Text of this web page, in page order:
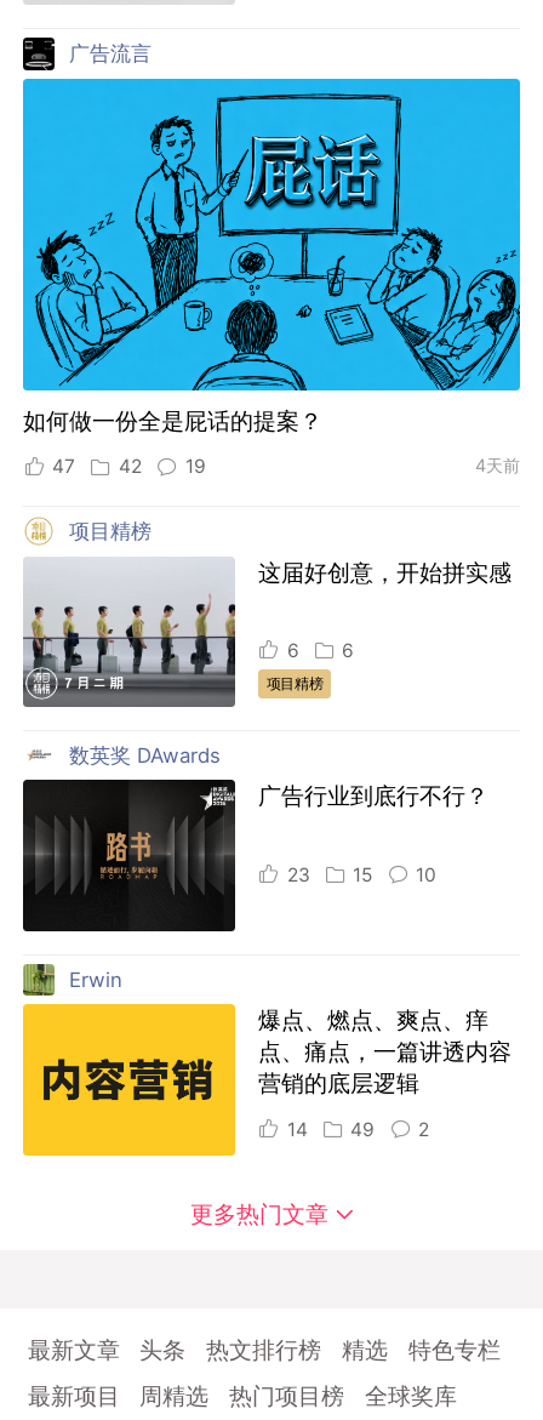
广告流言
如何做一份全是屁话的提案？
47 42 19 4天前
项目精榜
这届好创意，开始拼实感
6 6
项目精榜
数英奖 DAwards
广告行业到底行不行？
23 15 10
Erwin
爆点、燃点、爽点、痒
点、痛点，一篇讲透内容
营销的底层逻辑
14 49 2
更多热门文章
最新文章 头条 热文排行榜 精选
特色专栏
最新项目
周精选 热门项目榜 全球奖库